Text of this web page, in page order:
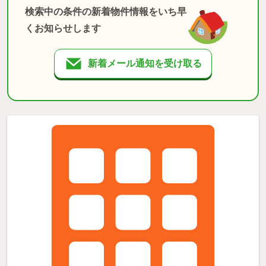
検索中の条件の新着物件情報をいち早
くお知らせします
新着メール通知を受け取る